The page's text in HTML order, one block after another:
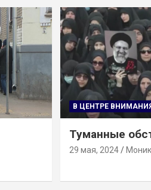
В ЦЕНТРЕ
Туманные
29 мая, 2024